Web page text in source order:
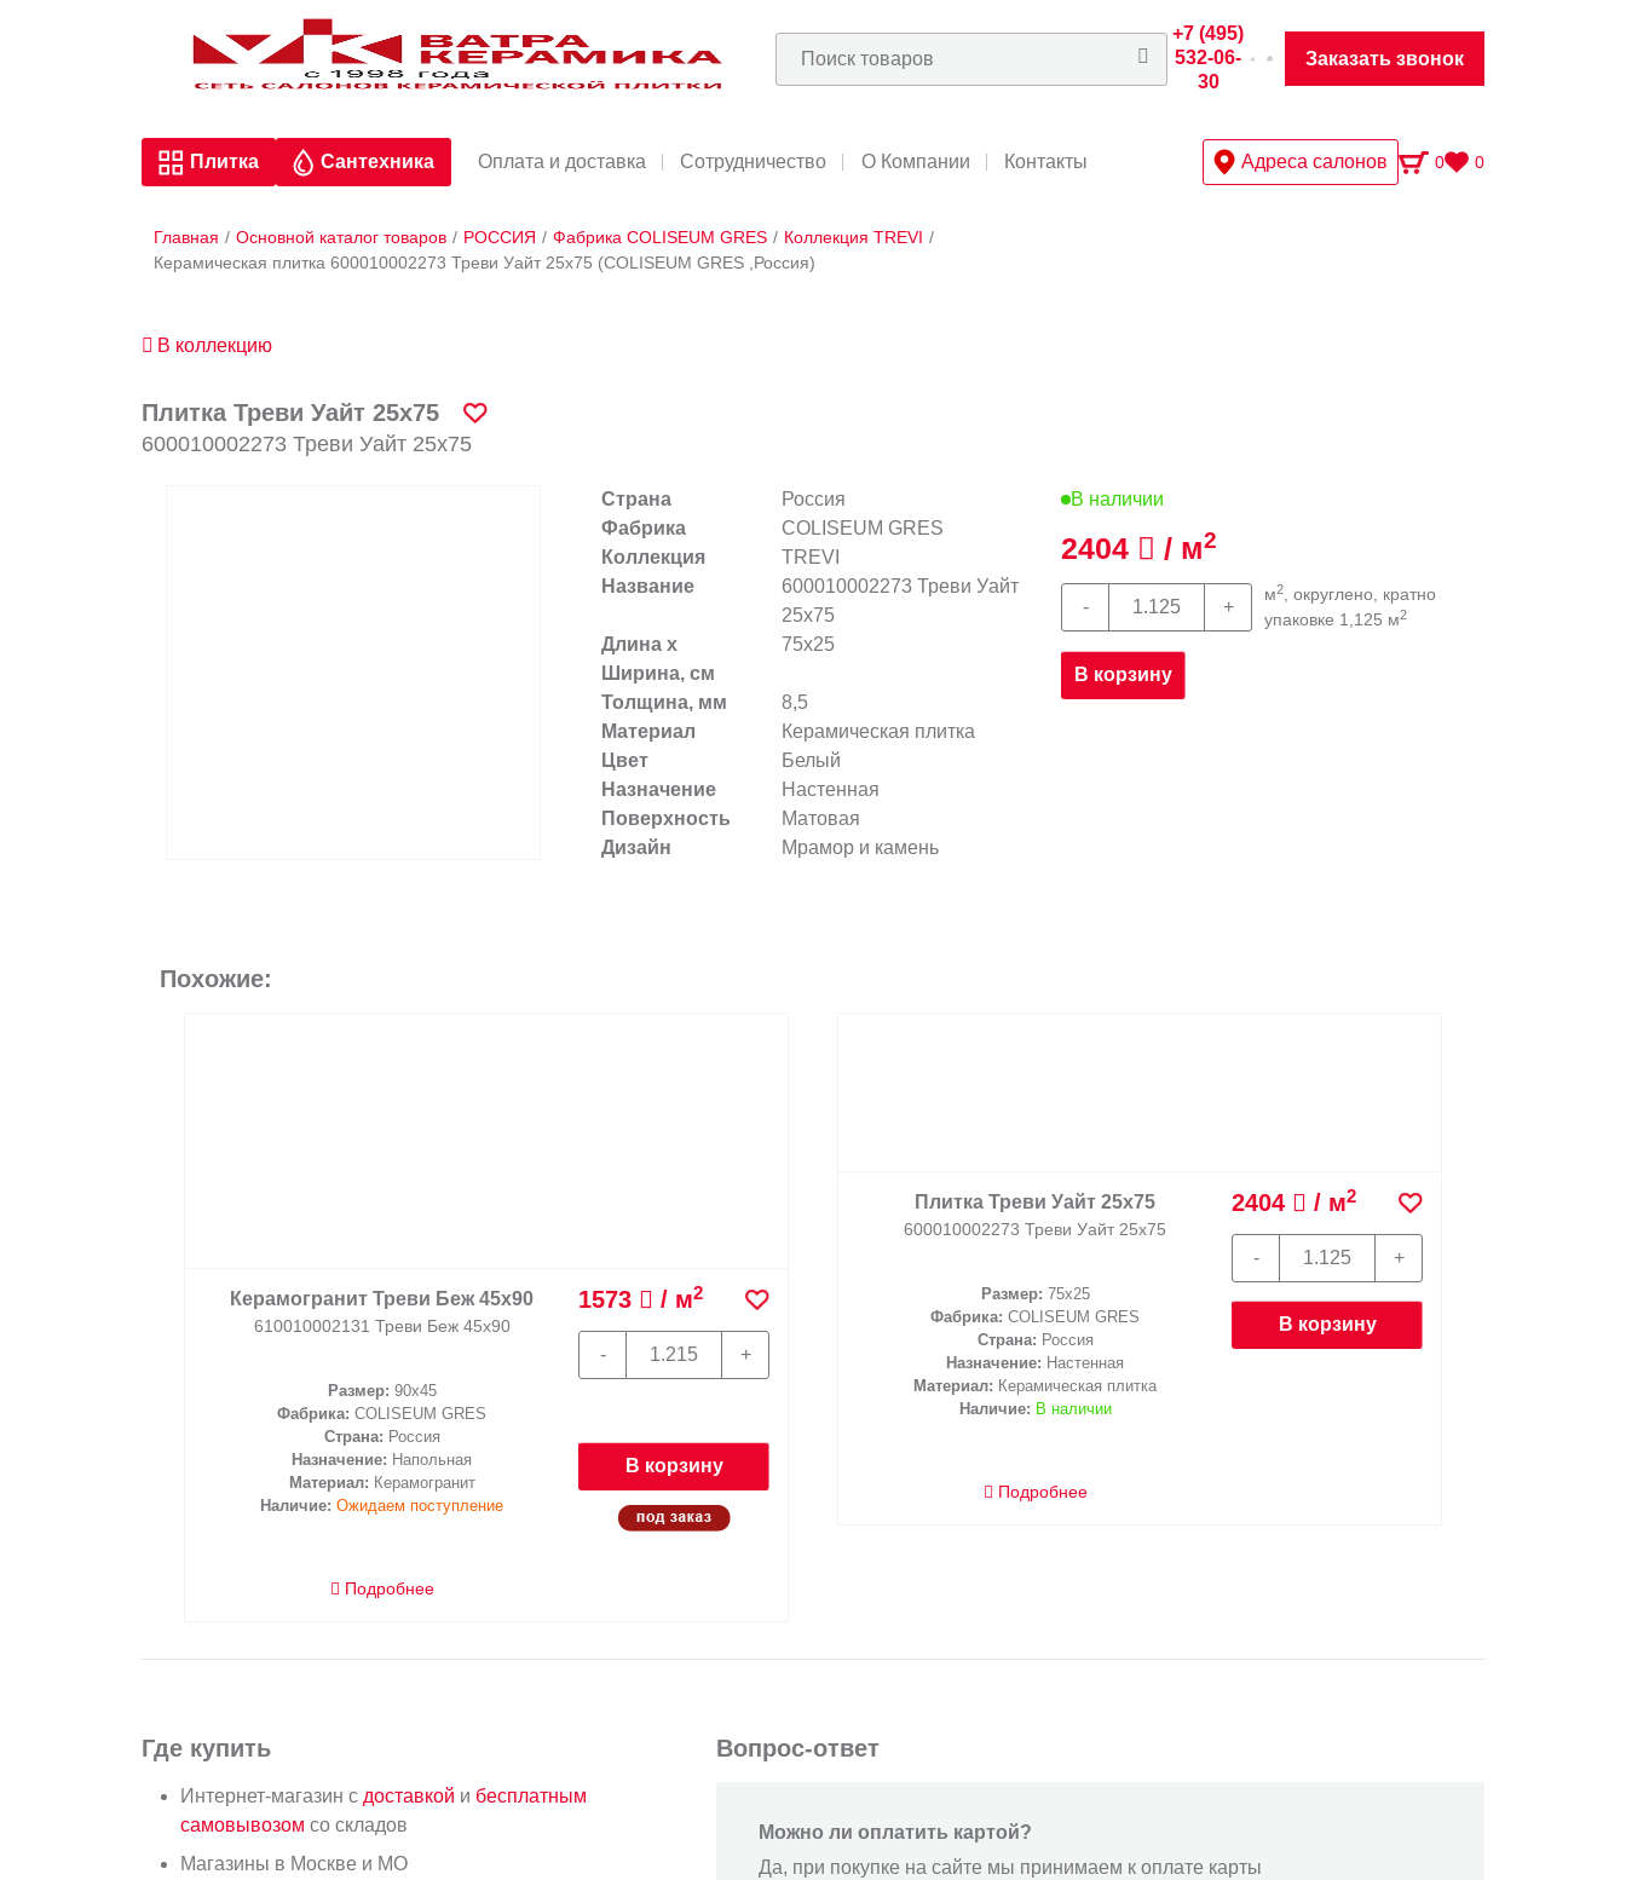
+7 (495)
532-06-
30
Заказать звонок
Плитка Сантехника Оплата и доставка Сотрудничество О Компании Контакты Адреса салонов 0 0
Главная / Основной каталог товаров / РОССИЯ / Фабрика COLISEUM GRES / Коллекция TREVI /
Керамическая плитка 600010002273 Треви Уайт 25х75 (COLISEUM GRES ,Россия)
В коллекцию
Плитка Треви Уайт 25х75
600010002273 Треви Уайт 25х75
Страна
Россия
Фабрика
COLISEUM GRES
Коллекция
TREVI
Название
600010002273 Треви Уайт
25х75
Длина х
Ширина, см
75x25
Толщина, мм
8,5
Материал
Керамическая плитка
Цвет
Белый
Назначение
Настенная
Поверхность
Матовая
Дизайн
Мрамор и камень
В наличии
2404 / м2
м2, округлено, кратно
упаковке 1,125 м2
В корзину
Похожие:
Керамогранит Треви Беж 45х90
610010002131 Треви Беж 45х90
Размер: 90x45
Фабрика: COLISEUM GRES
Страна: Россия
Назначение: Напольная
Материал: Керамогранит
Наличие: Ожидаем поступление
Подробнее
1573 / м2
В корзину
Плитка Треви Уайт 25х75
600010002273 Треви Уайт 25х75
Размер: 75x25
Фабрика: COLISEUM GRES
Страна: Россия
Назначение: Настенная
Материал: Керамическая плитка
Наличие: В наличии
Подробнее
2404 / м2
В корзину
Где купить
Интернет-магазин с доставкой и бесплатным
самовывозом со складов
Магазины в Москве и МО
Вопрос-ответ
Можно ли оплатить картой?
Да, при покупке на сайте мы принимаем к оплате карты